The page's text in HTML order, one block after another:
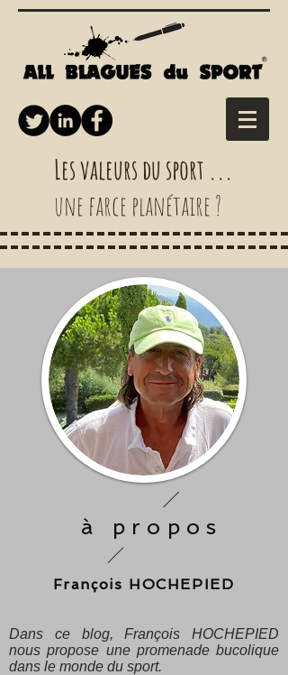
Les valeurs du sport ...
une farce planétaire ?
à propos
François HOCHEPIED
Dans ce blog, François HOCHEPIED
nous propose une promenade bucolique
dans le monde du sport.